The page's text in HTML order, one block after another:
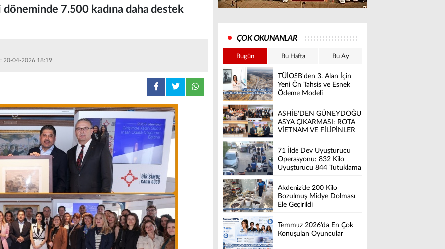
döneminde 7.500 kadına daha destek
20-04-2026 18:19
ÇOK OKUNANLAR
Bugün Bu Hafta Bu Ay
TÜİOSB'den 3. Alan İçin
Yeni Ön Tahsis ve Esnek
Ödeme Modeli
ASHİB'DEN GÜNEYDOĞU
ASYA ÇIKARMASI: ROTA
VİETNAM VE FİLİPİNLER
71 İlde Dev Uyuşturucu
Operasyonu: 832 Kilo
Uyuşturucu 844 Tutuklama
Akdeniz’de 200 Kilo
Bozulmuş Midye Dolması
Ele Geçirildi
Temmuz 2026’da En Çok
Konuşulan Oyuncular